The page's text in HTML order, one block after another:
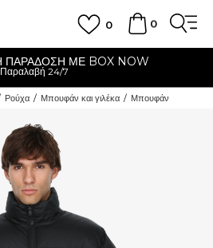
0
0
ΠΑΡΑΔΟΣΗ ΜΕ BOX NOW
Παραλαβή 24/7
Ρούχα Μπουφάν και γιλέκα Μπουφάν